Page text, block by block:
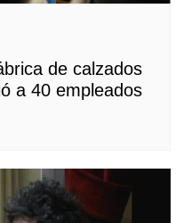
de calzados
a 40 empleados